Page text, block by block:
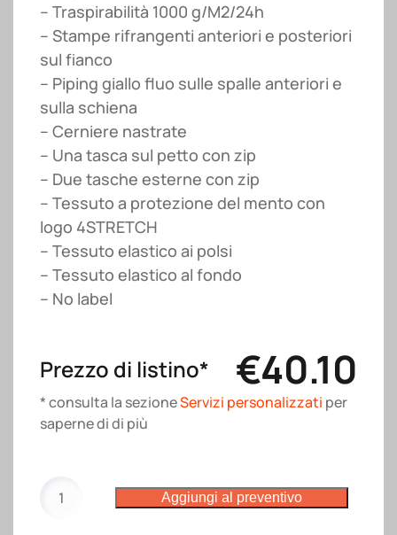
– Traspirabilità 1000 g/M2/24h
– Stampe rifrangenti anteriori e posteriori
sul fianco
– Piping giallo fluo sulle spalle anteriori e
sulla schiena
– Cerniere nastrate
– Una tasca sul petto con zip
– Due tasche esterne con zip
– Tessuto a protezione del mento con
logo 4STRETCH
– Tessuto elastico ai polsi
– Tessuto elastico al fondo
– No label
Prezzo di listino* €40.10
* consulta la sezioneServizi personalizzati per
saperne di di più
Pinzolo
Aggiungi al preventivo